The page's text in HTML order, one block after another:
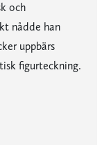
och
nådde han
uppbärs
figurteckning.